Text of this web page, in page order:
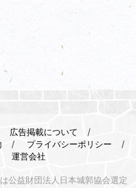
広告掲載について
プライバシーポリシー
運営会社
公益財団法人日本城郭協会選定